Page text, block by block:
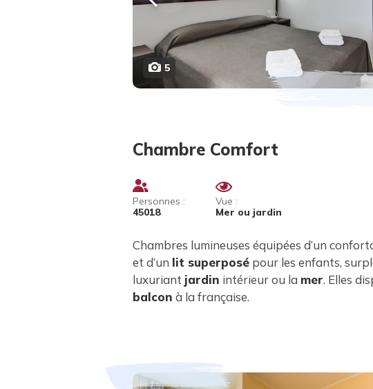
5
Chambre Comfort
Personnes :
45018
Vue :
Mer ou jardin
Chambres lumineuses équipées d’un
et d’un lit superposé pour les enfants,
luxuriant jardin intérieur ou la mer. Elles
balcon à la française.